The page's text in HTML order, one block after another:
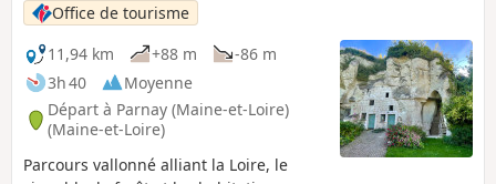
Office de tourisme
11,94 km
+88 m
-86 m
3h 40
Moyenne
Départ à Parnay (Maine-et-Loire)
(Maine-et-Loire)
Parcours vallonné alliant la Loire, le